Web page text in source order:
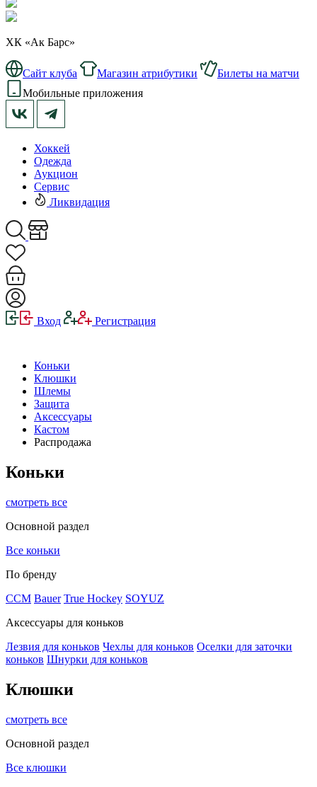
ХК «Ак Барс»
Сайт клуба Магазин атрибутики
Билеты на матчи
Мобильные приложения
Хоккей
Одежда
Аукцион
Сервис
Ликвидация
Вход Регистрация
Коньки
Клюшки
Шлемы
Защита
Аксессуары
Кастом
Распродажа
Коньки
смотреть все
Основной раздел
Все коньки
По бренду
ССМ Bauer True Hockey SOYUZ
Аксессуары для коньков
Лезвия для коньков Чехлы для коньков Оселки для заточки
коньков Шнурки для коньков
Клюшки
смотреть все
Основной раздел
Все клюшки